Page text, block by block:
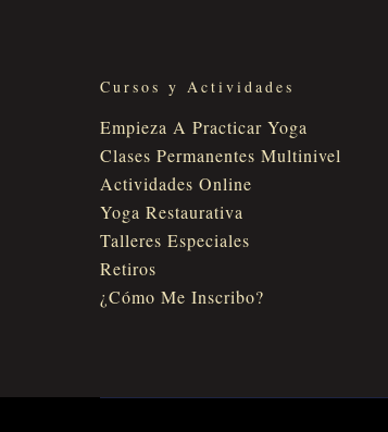
Cursos y Actividades
Empieza A Practicar Yoga
Clases Permanentes Multinivel
Actividades Online
Yoga Restaurativa
Talleres Especiales
Retiros
¿Cómo Me Inscribo?